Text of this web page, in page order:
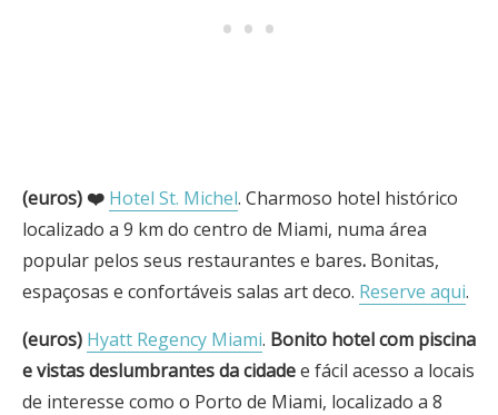
(euros) ❤️ Hotel St. Michel. Charmoso hotel histórico
localizado a 9 km do centro de Miami, numa área
popular pelos seus restaurantes e bares. Bonitas,
espaçosas e confortáveis salas art deco. Reserve aqui.
(euros) Hyatt Regency Miami. Bonito hotel com piscina
e vistas deslumbrantes da cidadee fácil acesso a locais
de interesse como o Porto de Miami, localizado a 8